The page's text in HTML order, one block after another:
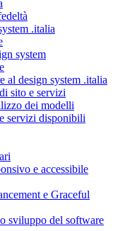
.italia
system
al design system .italia
sito e servizi
dei modelli
servizi disponibili
e accessibile
e Graceful
sviluppo del software